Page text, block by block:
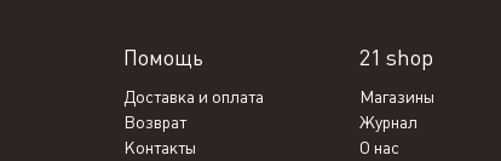
21 shop
Магазины
Журнал
О нас
Помощь
Доставка и оплата
Возврат
Контакты